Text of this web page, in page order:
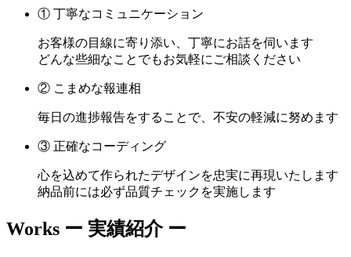
① 丁寧なコミュニケーション
お客様の目線に寄り添い、丁寧にお話を伺います
どんな些細なことでもお気軽にご相談ください
② こまめな報連相
毎日の進捗報告をすることで、不安の軽減に努めます
③ 正確なコーディング
心を込めて作られたデザインを忠実に再現いたします
納品前には必ず品質チェックを実施します
Works ー 実績紹介 ー